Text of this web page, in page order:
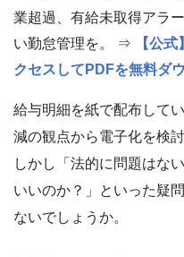
業超過、有給未取得アラ
い勤怠管理を。 ⇒
【公
クセスしてPDFを無料ダ
給与明細を紙で配布して
減の観点から電子化を検
しかし「法的に問題はな
いいのか？」といった疑
ないでしょうか。